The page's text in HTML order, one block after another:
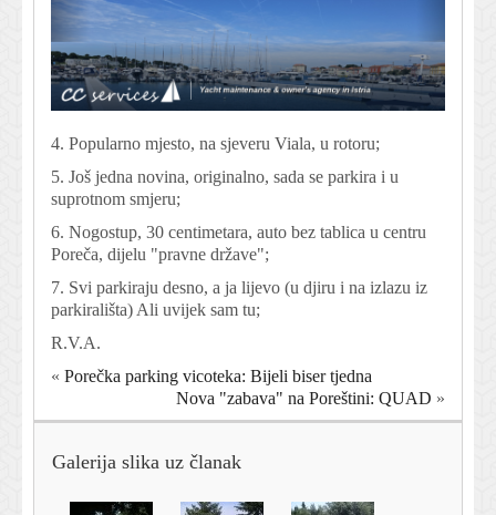
4. Popularno mjesto, na sjeveru Viala, u rotoru;
5. Još jedna novina, originalno, sada se parkira i u
suprotnom smjeru;
6. Nogostup, 30 centimetara, auto bez tablica u centru
Poreča, dijelu "pravne države";
7. Svi parkiraju desno, a ja lijevo (u djiru i na izlazu iz
parkirališta) Ali uvijek sam tu;
R.V.A.
« Porečka parking vicoteka: Bijeli biser tjedna
Nova "zabava" na Poreštini: QUAD »
Galerija slika uz članak